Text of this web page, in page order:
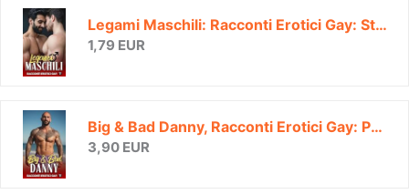
Legami Maschili: Racconti Erotici Gay: Storie di passioni e avventure tra uomini | Volume 1 (Racconti, Romanzi Gay e Bisex di MARCO LIVIO HOT)
1,79 EUR
Big & Bad Danny, Racconti Erotici Gay: Passioni e Avventure tra Uomini | Volume 2 (Racconti, Romanzi Gay e Bisex di MARCO LIVIO HOT)
3,90 EUR